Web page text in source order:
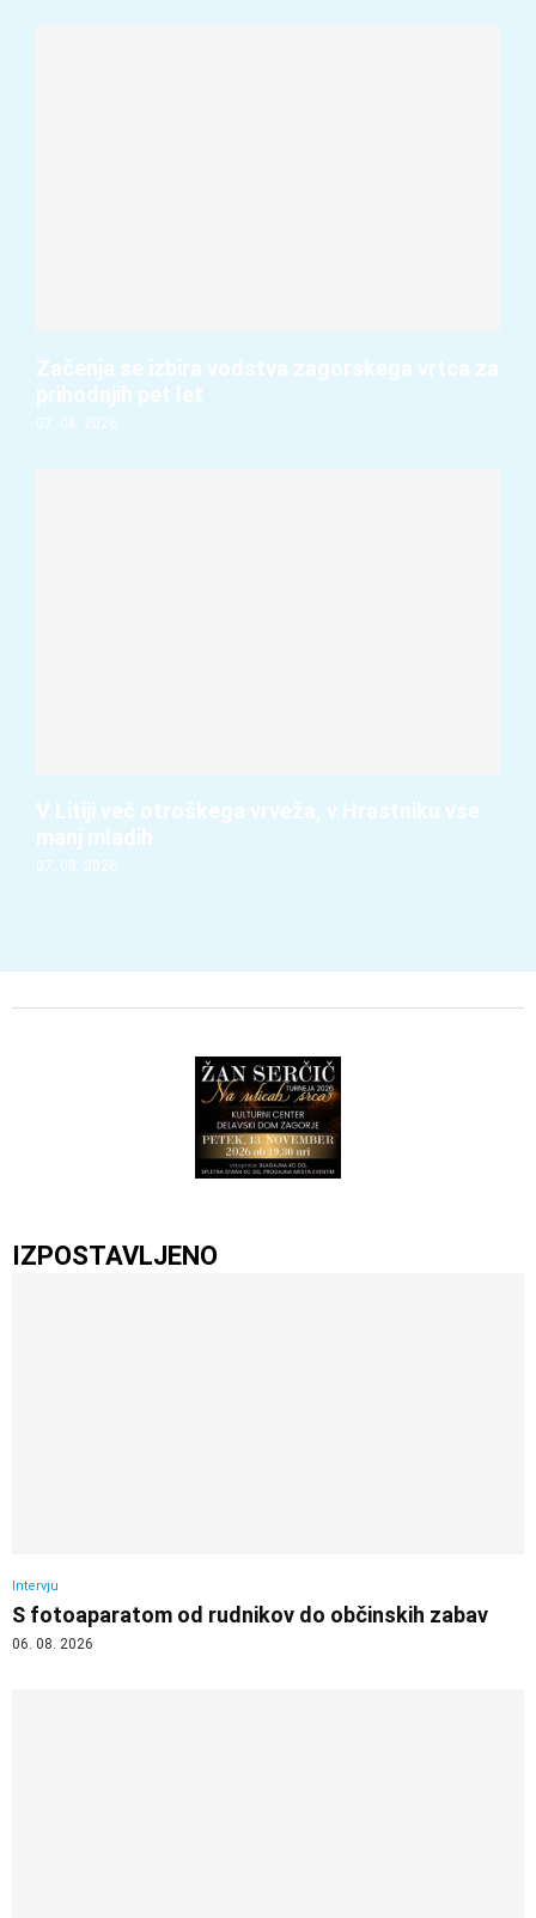
Začenja se izbira vodstva zagorskega vrtca za
prihodnjih pet let
07. 08. 2026
V Litiji več otroškega vrveža, v Hrastniku vse
manj mladih
07. 08. 2026
IZPOSTAVLJENO
Intervju
S fotoaparatom od rudnikov do občinskih zabav
06. 08. 2026